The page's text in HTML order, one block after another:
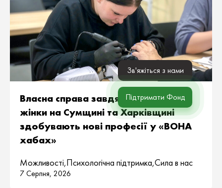
Власна справа завдяки підтримці:
жінки на Сумщині та Харківщині
здобувають нові професії у «ВОНА
хабах»
Можливості,Психологічна підтримка,Сила в нас
7 Серпня, 2026
Зв'яжіться з нами
Підтримати Фонд